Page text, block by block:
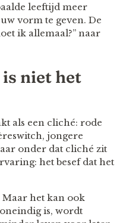
leeftijd meer
vorm te geven. De
ik allemaal?” naar
niet het
als een cliché: rode
jongere
onder dat cliché zit
het besef dat het
Maar het kan ook
is, wordt